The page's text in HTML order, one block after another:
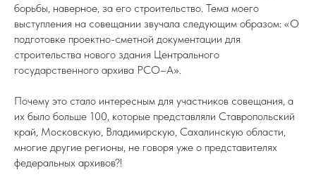
борьбы, наверное, за его строительство. Тема моего
выступления на совещании звучала следующим образом: «О
подготовке проектно-сметной документации для
строительства нового здания Центрального
государственного архива РСО–А».
Почему это стало интересным для участников совещания, а
их было больше 100, которые представляли Ставропольский
край, Московскую, Владимирскую, Сахалинскую области,
многие другие регионы, не говоря уже о представителях
федеральных архивов?!